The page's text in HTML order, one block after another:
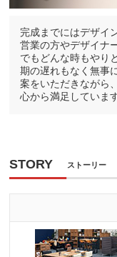
完成までにはデザイ
営業の方やデザイナ
でもどんな時もやり
期の遅れもなく無事
案をいただきながら
心から満足しています
STORY ストーリー